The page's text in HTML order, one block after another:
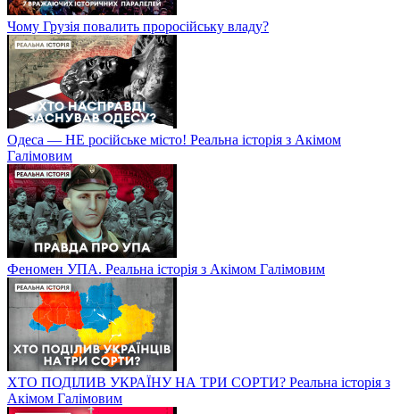
Чому Грузія повалить проросійську владу?
Одеса — НЕ російське місто! Реальна історія з Акімом
Галімовим
Феномен УПА. Реальна історія з Акімом Галімовим
ХТО ПОДІЛИВ УКРАЇНУ НА ТРИ СОРТИ? Реальна історія з
Акімом Галімовим